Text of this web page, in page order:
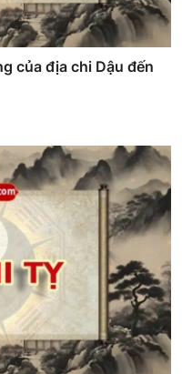
của địa chi Dậu đến